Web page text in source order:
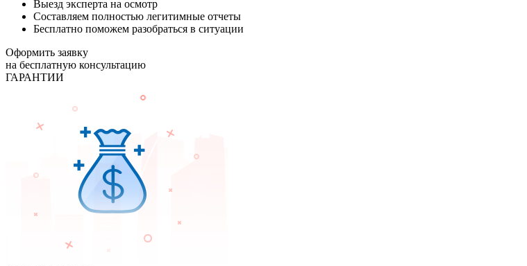
Выезд эксперта на осмотр
Составляем полностью легитимные отчеты
Бесплатно поможем разобраться в ситуации
Оформить заявку
на бесплатную консультацию
ГАРАНТИИ